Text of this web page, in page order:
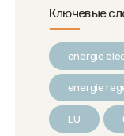
Ключевые
energie
energie
EU